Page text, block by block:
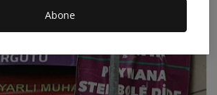
Abone